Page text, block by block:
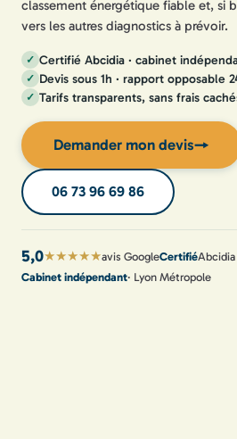
classement énergétique fiable et, si
vers les autres diagnostics à prévoir.
Certifié Abcidia · cabinet
Devis sous 1h · rapport opposable
Tarifs transparents, sans frais
Demander mon devis→
06 73 96 69 86
5,0★★★★★avis GoogleCertifiéAbcidia
Cabinet indépendant· Lyon Métropole